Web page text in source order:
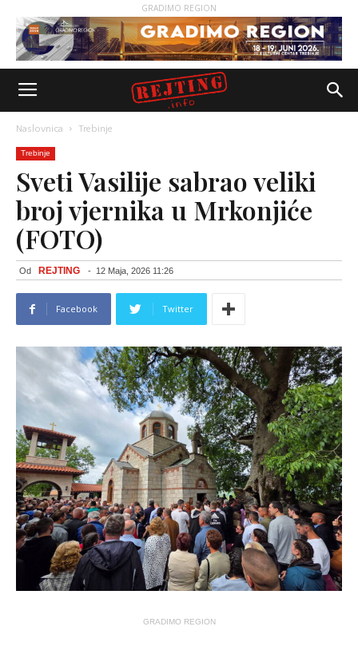
GRADIMO REGION
Naslovnica Trebinje
Trebinje
Sveti Vasilije sabrao veliki
broj vjernika u Mrkonjiće
(FOTO)
Od REJTING - 12 Maja, 2026 11:26
Facebook Twitter
GRADIMO REGION